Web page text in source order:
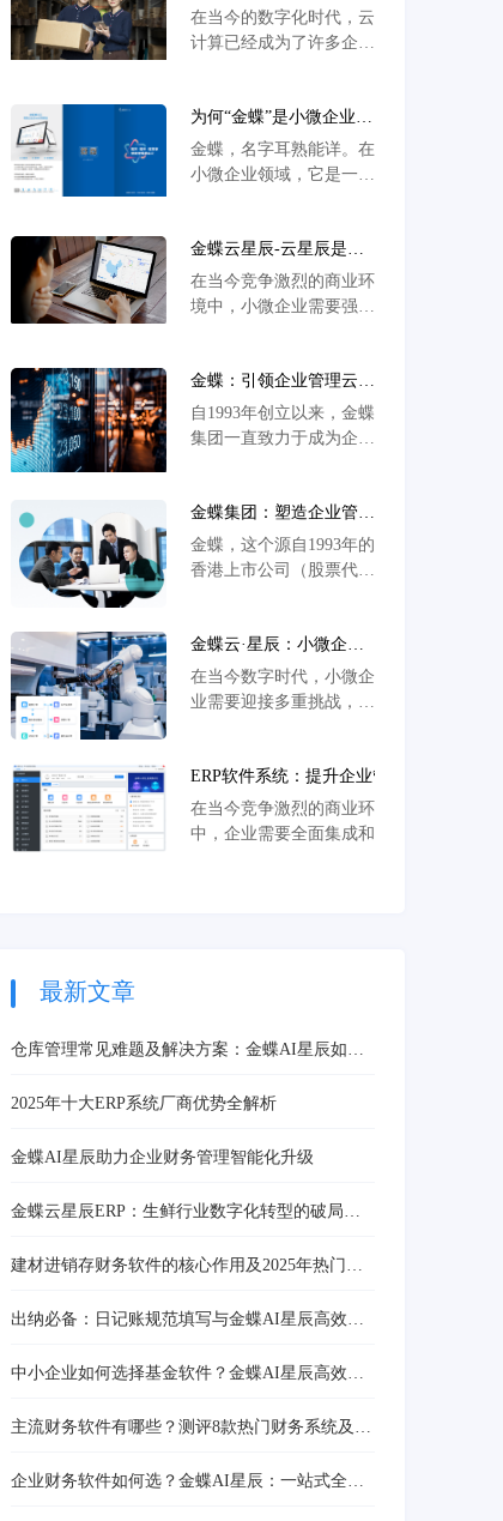
在中小企业的实施过程中
面临诸多困难，包括部署
相较而言，云ERP系统很
好地解决了这些问题。
快速高效发展？
在当今的数字化时代，云
计算已经成为了许多企业
ERP系统可以提供许多实
质性的帮助，让企业快速
高效地运行。
为何“金蝶”是小微企业数
字化转型的得力助手：解
读数字化时代的企业发展
金蝶，名字耳熟能详。在
小微企业领域，它是一个
为小微企业的数字化转型
带来如此巨大的变革？小
微企业的巨大贡献与挑
发展的主力军，占据了近
98.5%的
金蝶云星辰-云星辰是财
税管理智能化的未来
吗？-金蝶小微企业云服
在当今竞争激烈的商业环
境中，小微企业需要强大
理中实现智能化。金蝶云
星辰正是这一需求的满足
者，它不仅是金蝶旗下的
具，旨在重新定义业财税
一体化。
金蝶：引领企业管理云
SaaS领域的佼佼者-金蝶
小微企业云服务平台
自1993年创立以来，金蝶
集团一直致力于成为企业
并于1998年在香港联交所
上市（股票代码：
0268.HK）。金蝶在服务
其中包括许多中国和国际
知名企
金蝶集团：塑造企业管理
云SaaS的领袖风采-金蝶
小微企业云服务平台
金蝶，这个源自1993年的
香港上市公司（股票代
SaaS行业的巅峰。总部坐
落于中国深圳的金蝶集
团，以其无与伦比的规模
金蝶云·星辰：小微企业
数字化管理的明星伙伴-
金蝶小微企业云服务平台
在当今数字时代，小微企
业需要迎接多重挑战，包
争的激烈性。金蝶云星辰
作为金蝶软件的一项重要
产品，专注于为小微企业
ERP软件系统：提升企业管理
效率的利器-金蝶小微企业云服
务平台
在当今竞争激烈的商业环境
中，企业需要全面集成和自动
最新文章
仓库管理常见难题及解决方案：金蝶AI星辰如何
2025年十大ERP系统厂商优势全解析
金蝶AI星辰助力企业财务管理智能化升级
金蝶云星辰ERP：生鲜行业数字化转型的破局利
建材进销存财务软件的核心作用及2025年热门软
出纳必备：日记账规范填写与金蝶AI星辰高效操
中小企业如何选择基金软件？金蝶AI星辰高效管
主流财务软件有哪些？测评8款热门财务系统及问
企业财务软件如何选？金蝶AI星辰：一站式全链